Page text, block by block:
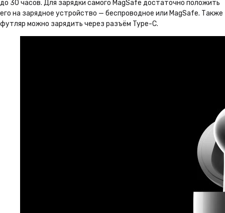
до 30 часов. Для зарядки самого MagSafe достаточно положить
его на зарядное устройство — беспроводное или MagSafe. Также
футляр можно зарядить через разъём Type-C.